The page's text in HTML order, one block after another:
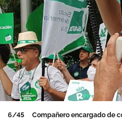
6/45 Compañero encargado de